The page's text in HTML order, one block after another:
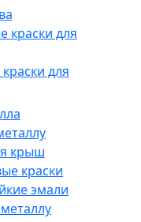
краски для
для
крыш
краски
эмали